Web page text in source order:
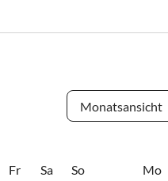
Monatsansicht
Fr Sa So Mo